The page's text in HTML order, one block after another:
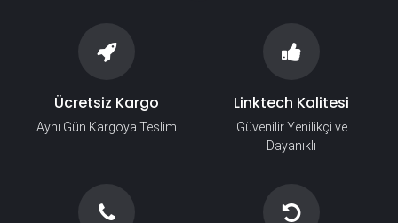
Ücretsiz Kargo
Aynı Gün Kargoya Teslim
Linktech Kalitesi
Güvenilir Yenilikçi ve
Dayanıklı